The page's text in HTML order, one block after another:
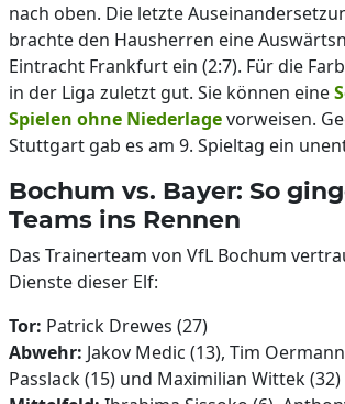
nach oben. Die letzte
brachte den Hausherren eine
Eintracht Frankfurt ein (2:7). Für die
in der Liga zuletzt gut. Sie können eine
Spielen ohne Niederlagevorweisen.
Stuttgart gab es am 9. Spieltag ein
Bochum vs. Bayer: So
Teams ins Rennen
Das Trainerteam von VfL Bochum
Dienste dieser Elf:
Tor: Patrick Drewes (27)
Abwehr: Jakov Medic (13), Tim
Passlack (15) und Maximilian Wittek (32)